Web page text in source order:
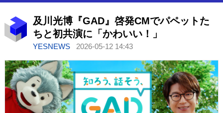
及川光博『GAD』啓発CMでパペットた
ちと初共演に「かわいい！」
YESNEWS 2026-05-12 14:43